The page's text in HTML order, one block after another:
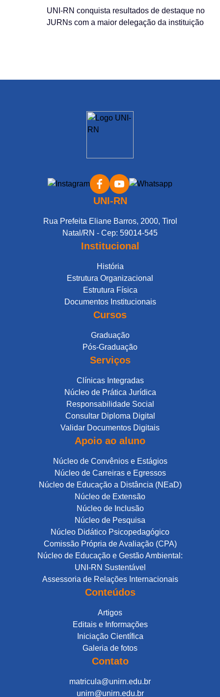
UNI-RN conquista resultados de destaque no
JURNs com a maior delegação da instituição
UNI-RN
Rua Prefeita Eliane Barros, 2000, Tirol
Natal/RN - Cep: 59014-545
Institucional
História
Estrutura Organizacional
Estrutura Física
Documentos Institucionais
Cursos
Graduação
Pós-Graduação
Serviços
Clínicas Integradas
Núcleo de Prática Jurídica
Responsabilidade Social
Consultar Diploma Digital
Validar Documentos Digitais
Apoio ao aluno
Núcleo de Convênios e Estágios
Núcleo de Carreiras e Egressos
Núcleo de Educação a Distância (NEaD)
Núcleo de Extensão
Núcleo de Inclusão
Núcleo de Pesquisa
Núcleo Didático Psicopedagógico
Comissão Própria de Avaliação (CPA)
Núcleo de Educação e Gestão Ambiental:
UNI-RN Sustentável
Assessoria de Relações Internacionais
Conteúdos
Artigos
Editais e Informações
Iniciação Científica
Galeria de fotos
Contato
matricula@unirn.edu.br
unirn@unirn.edu.br